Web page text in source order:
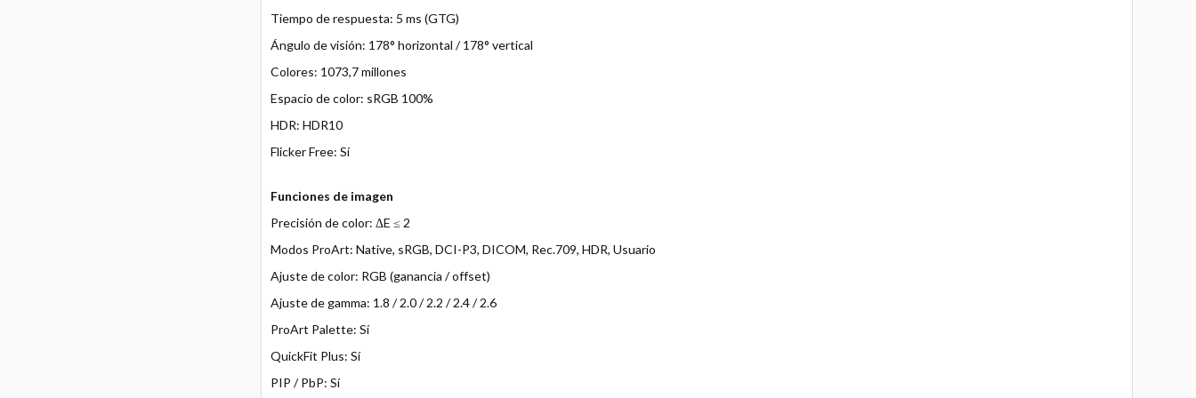
Tiempo de respuesta: 5 ms (GTG)
Ángulo de visión: 178° horizontal / 178° vertical
Colores: 1073,7 millones
Espacio de color: sRGB 100%
HDR: HDR10
Flicker Free: Sí
Funciones de imagen
Precisión de color: ΔE ≤ 2
Modos ProArt: Native, sRGB, DCI-P3, DICOM, Rec.709, HDR, Usuario
Ajuste de color: RGB (ganancia / offset)
Ajuste de gamma: 1.8 / 2.0 / 2.2 / 2.4 / 2.6
ProArt Palette: Sí
QuickFit Plus: Sí
PIP / PbP: Sí